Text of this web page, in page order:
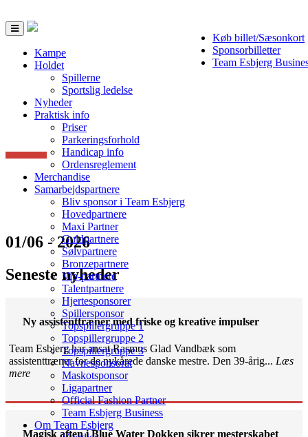
Køb billet/Sæsonkort
Sponsorbilletter
Team Esbjerg
Toggle
navigation
Kampe
Holdet
Spillerne
Sportslig ledelse
Nyheder
Praktisk info
Priser
Parkeringsforhold
Handicap info
Ordensreglement
Merchandise
Samarbejdspartnere
Bliv sponsor i Team Esbjerg
Hovedpartnere
Maxi Partner
Guldpartnere
Sølvpartnere
Bronzepartnere
Vip-partnere
Talentpartnere
Hjertesponsorer
Spillersponsor
Topspillergruppe 1
Topspillergruppe 2
Topspillergruppe 3
Navnesponsorat
Maskotsponsor
Ligapartner
Official Fashion Partner
Team Esbjerg Business
Om Team Esbjerg
01/06 - 2026
Seneste nyheder
Ny assistenttræner med friske og kreative impulser
Team Esbjerg har ansat Rasmus Glad Vandbæk som
assistenttræner for de nykårede danske mestre. Den 39-årig... Læs
mere
Magisk aften i Blue Water Dokken sikrer mesterskabet